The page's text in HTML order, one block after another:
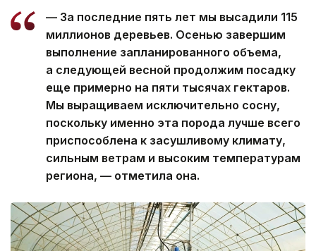
— За последние пять лет мы высадили 115
миллионов деревьев. Осенью завершим
выполнение запланированного объема,
а следующей весной продолжим посадку
еще примерно на пяти тысячах гектаров.
Мы выращиваем исключительно сосну,
поскольку именно эта порода лучше всего
приспособлена к засушливому климату,
сильным ветрам и высоким температурам
региона, — отметила она.